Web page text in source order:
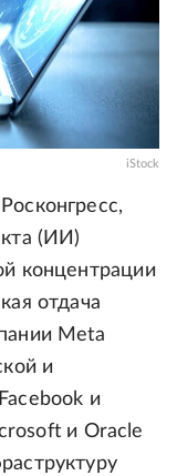
iStock
(ИИ)
концентрации
отдача
Meta
и
и
и Oracle